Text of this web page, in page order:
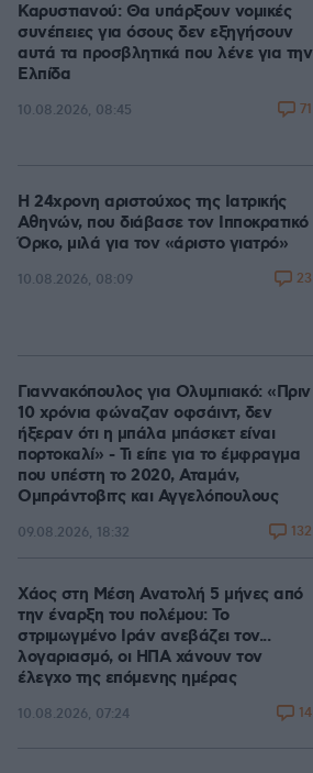
Καρυστιανού: Θα υπάρξουν νομικές
συνέπειες για όσους δεν εξηγήσουν
αυτά τα προσβλητικά που λένε για την
Ελπίδα
10.08.2026, 08:45 71
Η 24χρονη αριστούχος της Ιατρικής
Αθηνών, που διάβασε τον Ιπποκρατικό
Όρκο, μιλά για τον «άριστο γιατρό»
10.08.2026, 08:09 23
Γιαννακόπουλος για Ολυμπιακό: «Πριν
10 χρόνια φώναζαν οφσάιντ, δεν
ήξεραν ότι η μπάλα μπάσκετ είναι
πορτοκαλί» - Τι είπε για το έμφραγμα
που υπέστη το 2020, Αταμάν,
Ομπράντοβιτς και Αγγελόπουλους
09.08.2026, 18:32 132
Χάος στη Μέση Ανατολή 5 μήνες από
την έναρξη του πολέμου: Το
στριμωγμένο Ιράν ανεβάζει τον...
λογαριασμό, οι ΗΠΑ χάνουν τον
έλεγχο της επόμενης ημέρας
10.08.2026, 07:24 14